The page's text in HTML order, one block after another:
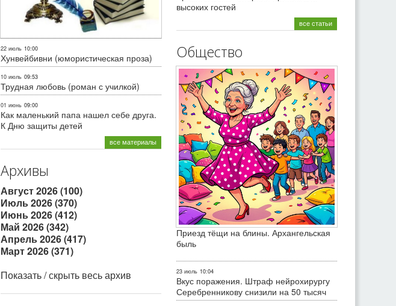
22 июль 10:00
Хунвейбивни (юмористическая проза)
10 июль 09:53
Трудная любовь (роман с училкой)
01 июнь 09:00
Как маленький папа нашел себе друга.
К Дню защиты детей
все материалы
Архивы
Август 2026 (100)
Июль 2026 (370)
Июнь 2026 (412)
Май 2026 (342)
Апрель 2026 (417)
Март 2026 (371)
Показать / скрыть весь архив
высоких гостей
все статьи
Общество
Приезд тёщи на блины. Архангельская
быль
23 июль 10:04
Вкус поражения. Штраф нейрохирургу
Серебренникову снизили на 50 тысяч